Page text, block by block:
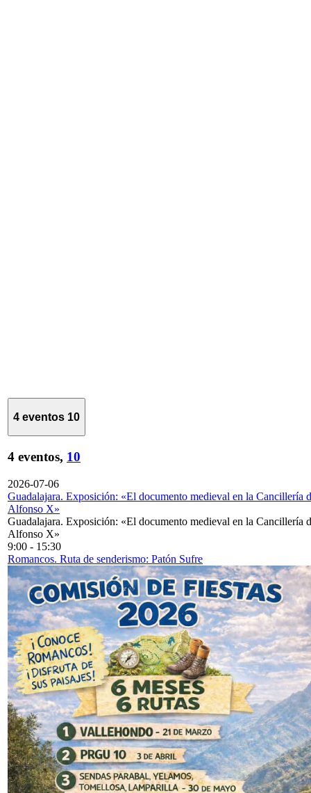
4 eventos 10
4 eventos, 10
2026-07-06
Guadalajara. Exposición: «El documento medieval en la Cancillería
Alfonso X»
Guadalajara. Exposición: «El documento medieval en la Cancillería
Alfonso X»
9:00 - 15:30
Romancos. Ruta de senderismo: Patón Sufre